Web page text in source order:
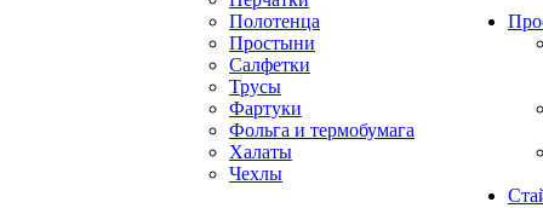
Полотенца
Простыни
Салфетки
Трусы
Фартуки
Фольга и термобумага
Халаты
Чехлы